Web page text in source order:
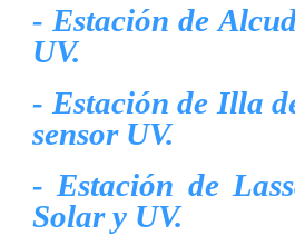
- Estación de
UV.
- Estación de Illa
sensor UV.
- Estación de
Solar y UV.